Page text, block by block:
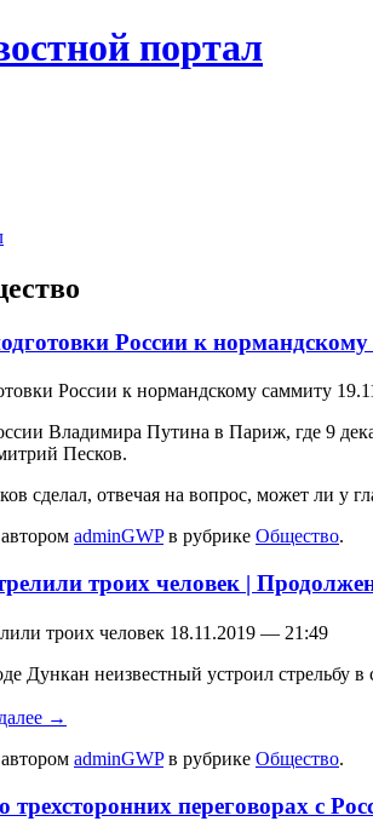
портал
России к
России к нормандскому саммиту
Владимира Путина в Париж, где 9
Песков.
сделал, отвечая на вопрос, может ли у
автором adminGWPв рубрике Общество.
троих человек |
троих человек 18.11.2019 — 21:49
неизвестный устроил стрельбу в
→
автором adminGWPв рубрике Общество.
переговорах с